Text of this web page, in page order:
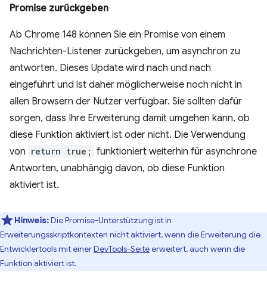
Promise zurückgeben
Ab Chrome 148 können Sie ein Promise von einem
Nachrichten-Listener zurückgeben, um asynchron zu
antworten. Dieses Update wird nach und nach
eingeführt und ist daher möglicherweise noch nicht in
allen Browsern der Nutzer verfügbar. Sie sollten dafür
sorgen, dass Ihre Erweiterung damit umgehen kann, ob
diese Funktion aktiviert ist oder nicht. Die Verwendung
von return true; funktioniert weiterhin für asynchrone
Antworten, unabhängig davon, ob diese Funktion
aktiviert ist.
Hinweis:Die Promise-Unterstützung ist in
Erweiterungsskriptkontexten nicht aktiviert, wenn die Erweiterung die
Entwicklertools mit einerDevTools-Seiteerweitert, auch wenn die
Funktion aktiviert ist.